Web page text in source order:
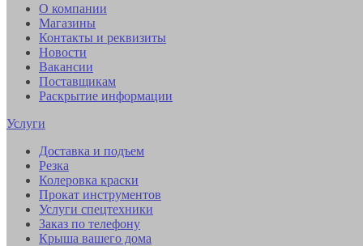
О компании
Магазины
Контакты и реквизиты
Новости
Вакансии
Поставщикам
Раскрытие информации
Услуги
Доставка и подъем
Резка
Колеровка краски
Прокат инструментов
Услуги спецтехники
Заказ по телефону
Крыша вашего дома